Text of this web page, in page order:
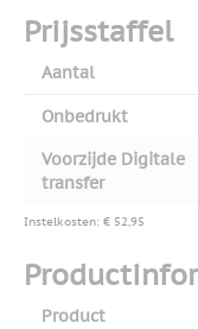
Prijsstaffel
Aantal
Onbedrukt
Voorzijde Digitale
transfer
Instelkosten: € 52,95
Product